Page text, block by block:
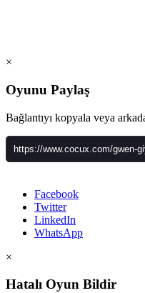
×
Oyunu Paylaş
Bağlantıyı kopyala veya
Facebook
Twitter
LinkedIn
WhatsApp
×
Hatalı Oyun Bildir